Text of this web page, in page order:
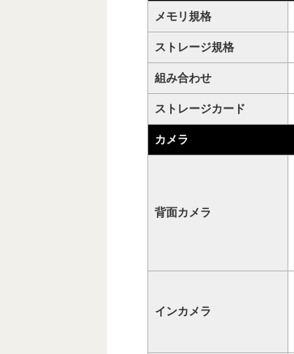
メモリ規格
ストレージ規格
組み合わせ
ストレージカード
カメラ
背面カメラ
インカメラ